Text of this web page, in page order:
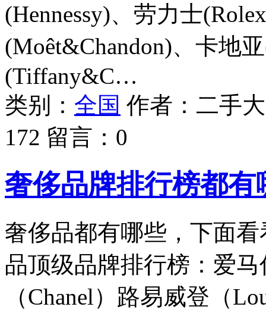
(Hennessy)、劳力士
(Moêt&Chandon)、卡地
(Tiffany&C…
类别： 全国 作者： 二手
172 留言： 0
奢侈品牌排行榜都
奢侈品都有哪些，下面
品顶级品牌排行榜：爱马
（Chanel）路易威登（